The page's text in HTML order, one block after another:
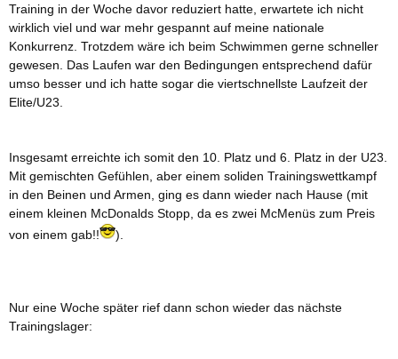
Training in der Woche davor reduziert hatte, erwartete ich nicht
wirklich viel und war mehr gespannt auf meine nationale
Konkurrenz. Trotzdem wäre ich beim Schwimmen gerne schneller
gewesen. Das Laufen war den Bedingungen entsprechend dafür
umso besser und ich hatte sogar die viertschnellste Laufzeit der
Elite/U23.
Insgesamt erreichte ich somit den 10. Platz und 6. Platz in der U23.
Mit gemischten Gefühlen, aber einem soliden Trainingswettkampf
in den Beinen und Armen, ging es dann wieder nach Hause (mit
einem kleinen McDonalds Stopp, da es zwei McMenüs zum Preis
von einem gab!!
).
Nur eine Woche später rief dann schon wieder das nächste
Trainingslager: